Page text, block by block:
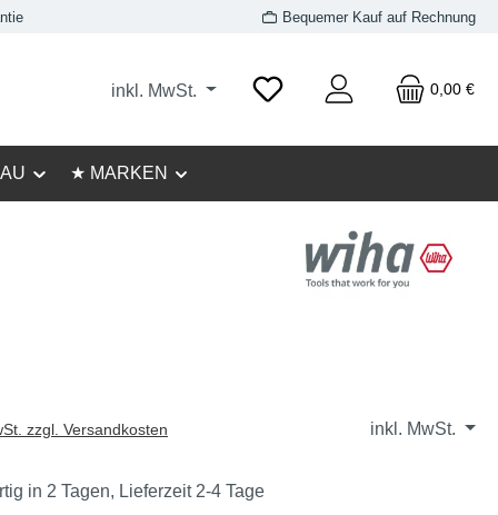
Bequemer Kauf auf Rechnung
inkl. MwSt. 0,00 €
★ MARKEN
inkl. MwSt.
zzgl. Versandkosten
in 2 Tagen, Lieferzeit 2-4 Tage